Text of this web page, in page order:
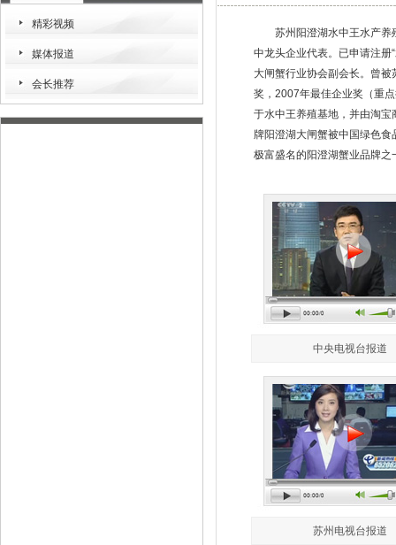
精彩视频
媒体报道
会长推荐
苏州阳澄湖水中王水产养殖
中龙头企业代表。已申请注册
大闸蟹行业协会副会长。曾
奖，2007年最佳企业奖（重
于水中王养殖基地，并由淘宝
牌阳澄湖大闸蟹被中国绿色食
极富盛名的阳澄湖蟹业品牌
中央电视台报道
苏州电视台报道